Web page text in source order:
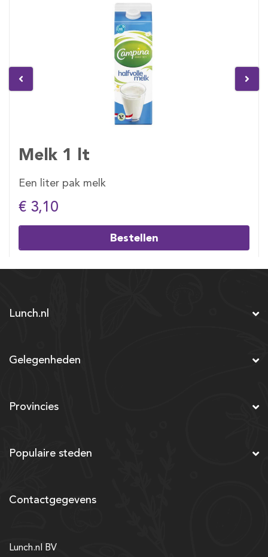
Melk 1 lt
Een liter pak melk
€ 3,10
Bestellen
Lunch.nl
Gelegenheden
Provincies
Populaire steden
Contactgegevens
Lunch.nl BV